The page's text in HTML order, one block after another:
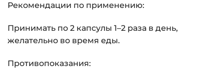
Рекомендации по применению:
Принимать по 2 капсулы 1–2 раза в день,
желательно во время еды.
Противопоказания: